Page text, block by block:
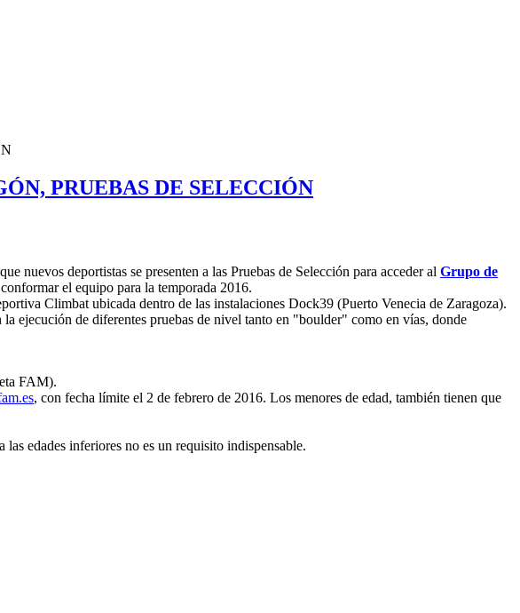
PRUEBAS DE SELECCIÓN
nuevos deportistas se presenten a las Pruebas de Selección para acceder al Grupo de
el equipo para la temporada 2016.
Climbat ubicada dentro de las instalaciones Dock39 (Puerto Venecia de Zaragoza).
ejecución de diferentes pruebas de nivel tanto en "boulder" como en vías, donde
FAM).
, con fecha límite el 2 de febrero de 2016. Los menores de edad, también tienen que
edades inferiores no es un requisito indispensable.